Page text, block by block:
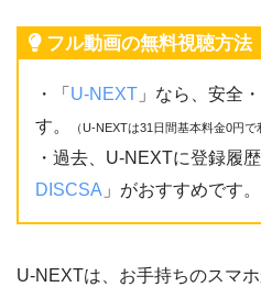
フル動画の無料視聴方法
・「 U-NEXT 」なら、安全
す。
（U-NEXTは31日間基本料金0円で
・過去、U-NEXTに登録履
DISCSA 」がおすすめです。
U-NEXTは、お手持ちのスマ